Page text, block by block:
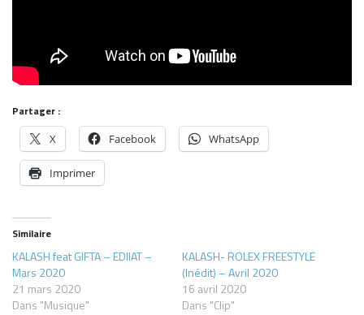
Partager :
X Facebook WhatsApp
Imprimer
Similaire
KALASH feat GIFTA – EDIIAT –
Mars 2020
21 mars 2020
Dans "Musique"
KALASH- ROLEX FREESTYLE
(Inédit) – Avril 2020
16 avril 2020
Dans "Clip"